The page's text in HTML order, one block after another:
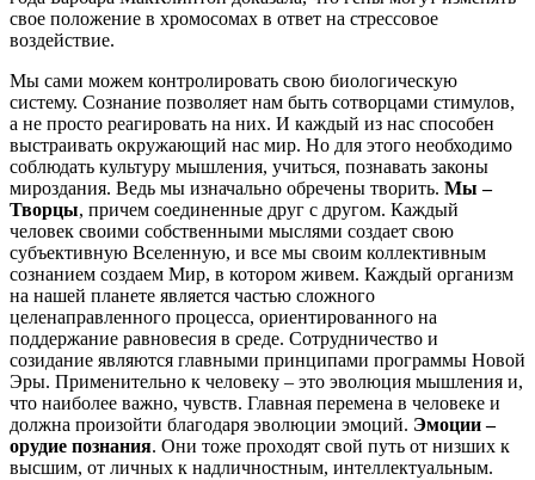
свое положение в хромосомах в ответ на стрессовое
воздействие.
Мы сами можем контролировать свою биологическую
систему. Сознание позволяет нам быть сотворцами стимулов,
а не просто реагировать на них. И каждый из нас способен
выстраивать окружающий нас мир. Но для этого необходимо
соблюдать культуру мышления, учиться, познавать законы
мироздания. Ведь мы изначально обречены творить. Мы –
Творцы, причем соединенные друг с другом. Каждый
человек своими собственными мыслями создает свою
субъективную Вселенную, и все мы своим коллективным
сознанием создаем Мир, в котором живем. Каждый организм
на нашей планете является частью сложного
целенаправленного процесса, ориентированного на
поддержание равновесия в среде. Сотрудничество и
созидание являются главными принципами программы Новой
Эры. Применительно к человеку – это эволюция мышления и,
что наиболее важно, чувств. Главная перемена в человеке и
должна произойти благодаря эволюции эмоций. Эмоции –
орудие познания. Они тоже проходят свой путь от низших к
высшим, от личных к надличностным, интеллектуальным.